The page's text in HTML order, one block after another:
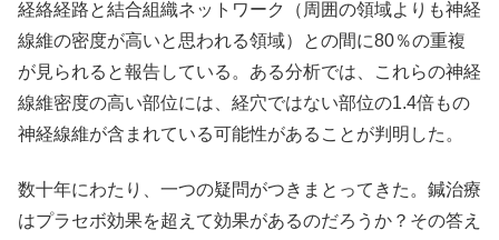
経絡経路と結合組織ネットワーク（周囲の領域よりも神経
線維の密度が高いと思われる領域）との間に80％の重複
が見られると報告している。ある分析では、これらの神経
線維密度の高い部位には、経穴ではない部位の1.4倍もの
神経線維が含まれている可能性があることが判明した。
数十年にわたり、一つの疑問がつきまとってきた。鍼治療
はプラセボ効果を超えて効果があるのだろうか？その答え